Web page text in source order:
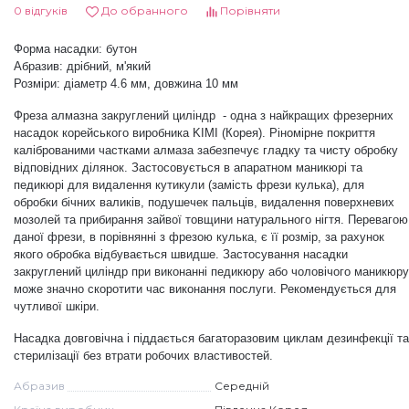
Декор для нігтів
Наклейки гнучкі лінії
Наліпки гнучкі лінії
Втирки
Бульонки
Блискітки для нігтів
Навчання
0 відгуків До обранного Порівняти
Форма насадки: бутон
Абразив: дрібний, м'який
Розміри: діаметр 4.6 мм, довжина 10 мм
Фреза алмазна закруглений циліндр - одна з найкращих фрезерних
насадок корейського виробника KIMI (Корея). Ріномірне покриття
каліброваними частками алмаза забезпечує гладку та чисту обробку
відповідних ділянок. Застосовується в апаратном маникюрі та
педикюрі для видалення кутикули (замість фрези кулька), для
обробки бічних валиків, подушечек пальців, видалення поверхневих
мозолей та прибирання зайвої товщини натурального нігтя. Перевагою
даної фрези, в порівнянні з фрезою кулька, є її розмір, за рахунок
якого обробка відбувається швидше. Застосування насадки
закруглений циліндр при виконанні педикюру або чоловічого маникюру
може значно скоротити час виконання послуги. Рекомендується для
чутливої шкіри.
Насадка довговічна і піддається багаторазовим циклам дезинфекції та
стерилізації без втрати робочих властивостей.
Абразив
Середній